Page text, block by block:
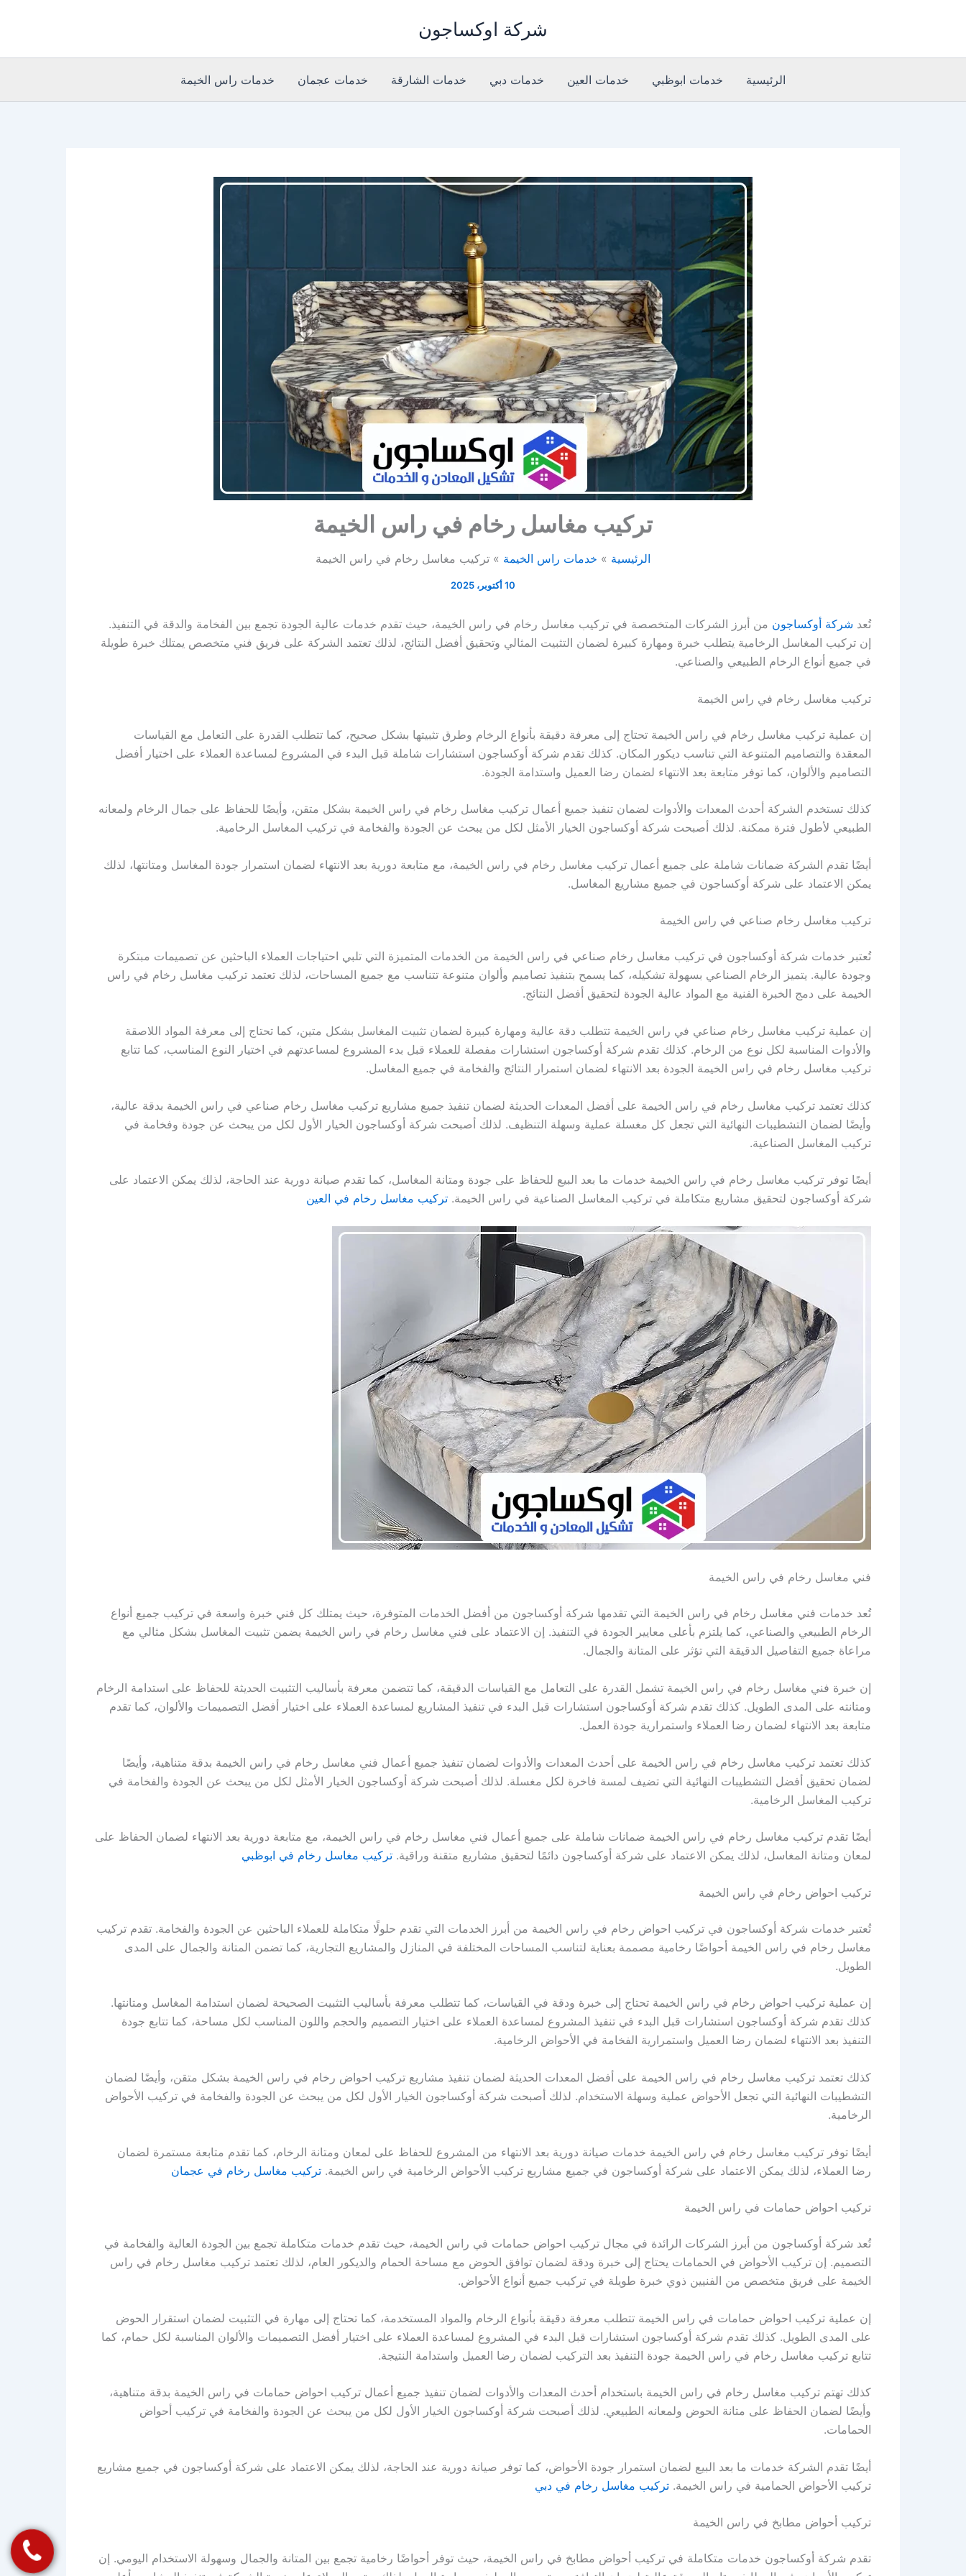
شركة اوكساجون
الرئيسية خدمات ابوظبي خدمات العين خدمات دبي خدمات الشارقة خدمات عجمان خدمات راس الخيمة
تركيب مغاسل رخام في راس الخيمة
الرئيسية خدمات راس الخيمة تركيب مغاسل رخام في راس الخيمة
10 أكتوبر، 2025
تُعد شركة أوكساجون من أبرز الشركات المتخصصة في تركيب مغاسل رخام في راس الخيمة، حيث تقدم خدمات عالية الجودة تجمع بين الفخامة والدقة في التنفيذ.
إن تركيب المغاسل الرخامية يتطلب خبرة ومهارة كبيرة لضمان التثبيت المثالي وتحقيق أفضل النتائج، لذلك تعتمد الشركة على فريق فني متخصص يمتلك خبرة طويلة
في جميع أنواع الرخام الطبيعي والصناعي.
تركيب مغاسل رخام في راس الخيمة
إن عملية تركيب مغاسل رخام في راس الخيمة تحتاج إلى معرفة دقيقة بأنواع الرخام وطرق تثبيتها بشكل صحيح، كما تتطلب القدرة على التعامل مع القياسات
المعقدة والتصاميم المتنوعة التي تناسب ديكور المكان. كذلك تقدم شركة أوكساجون استشارات شاملة قبل البدء في المشروع لمساعدة العملاء على اختيار أفضل
التصاميم والألوان، كما توفر متابعة بعد الانتهاء لضمان رضا العميل واستدامة الجودة.
كذلك تستخدم الشركة أحدث المعدات والأدوات لضمان تنفيذ جميع أعمال تركيب مغاسل رخام في راس الخيمة بشكل متقن، وأيضًا للحفاظ على جمال الرخام ولمعانه
الطبيعي لأطول فترة ممكنة. لذلك أصبحت شركة أوكساجون الخيار الأمثل لكل من يبحث عن الجودة والفخامة في تركيب المغاسل الرخامية.
أيضًا تقدم الشركة ضمانات شاملة على جميع أعمال تركيب مغاسل رخام في راس الخيمة، مع متابعة دورية بعد الانتهاء لضمان استمرار جودة المغاسل ومتانتها، لذلك
يمكن الاعتماد على شركة أوكساجون في جميع مشاريع المغاسل.
تركيب مغاسل رخام صناعي في راس الخيمة
تُعتبر خدمات شركة أوكساجون في تركيب مغاسل رخام صناعي في راس الخيمة من الخدمات المتميزة التي تلبي احتياجات العملاء الباحثين عن تصميمات مبتكرة
وجودة عالية. يتميز الرخام الصناعي بسهولة تشكيله، كما يسمح بتنفيذ تصاميم وألوان متنوعة تتناسب مع جميع المساحات، لذلك تعتمد تركيب مغاسل رخام في راس
الخيمة على دمج الخبرة الفنية مع المواد عالية الجودة لتحقيق أفضل النتائج.
إن عملية تركيب مغاسل رخام صناعي في راس الخيمة تتطلب دقة عالية ومهارة كبيرة لضمان تثبيت المغاسل بشكل متين، كما تحتاج إلى معرفة المواد اللاصقة
والأدوات المناسبة لكل نوع من الرخام. كذلك تقدم شركة أوكساجون استشارات مفصلة للعملاء قبل بدء المشروع لمساعدتهم في اختيار النوع المناسب، كما تتابع
تركيب مغاسل رخام في راس الخيمة الجودة بعد الانتهاء لضمان استمرار النتائج والفخامة في جميع المغاسل.
كذلك تعتمد تركيب مغاسل رخام في راس الخيمة على أفضل المعدات الحديثة لضمان تنفيذ جميع مشاريع تركيب مغاسل رخام صناعي في راس الخيمة بدقة عالية،
وأيضًا لضمان التشطيبات النهائية التي تجعل كل مغسلة عملية وسهلة التنظيف. لذلك أصبحت شركة أوكساجون الخيار الأول لكل من يبحث عن جودة وفخامة في
تركيب المغاسل الصناعية.
أيضًا توفر تركيب مغاسل رخام في راس الخيمة خدمات ما بعد البيع للحفاظ على جودة ومتانة المغاسل، كما تقدم صيانة دورية عند الحاجة، لذلك يمكن الاعتماد على
شركة أوكساجون لتحقيق مشاريع متكاملة في تركيب المغاسل الصناعية في راس الخيمة. تركيب مغاسل رخام في العين
فني مغاسل رخام في راس الخيمة
تُعد خدمات فني مغاسل رخام في راس الخيمة التي تقدمها شركة أوكساجون من أفضل الخدمات المتوفرة، حيث يمتلك كل فني خبرة واسعة في تركيب جميع أنواع
الرخام الطبيعي والصناعي، كما يلتزم بأعلى معايير الجودة في التنفيذ. إن الاعتماد على فني مغاسل رخام في راس الخيمة يضمن تثبيت المغاسل بشكل مثالي مع
مراعاة جميع التفاصيل الدقيقة التي تؤثر على المتانة والجمال.
إن خبرة فني مغاسل رخام في راس الخيمة تشمل القدرة على التعامل مع القياسات الدقيقة، كما تتضمن معرفة بأساليب التثبيت الحديثة للحفاظ على استدامة الرخام
ومتانته على المدى الطويل. كذلك تقدم شركة أوكساجون استشارات قبل البدء في تنفيذ المشاريع لمساعدة العملاء على اختيار أفضل التصميمات والألوان، كما تقدم
متابعة بعد الانتهاء لضمان رضا العملاء واستمرارية جودة العمل.
كذلك تعتمد تركيب مغاسل رخام في راس الخيمة على أحدث المعدات والأدوات لضمان تنفيذ جميع أعمال فني مغاسل رخام في راس الخيمة بدقة متناهية، وأيضًا
لضمان تحقيق أفضل التشطيبات النهائية التي تضيف لمسة فاخرة لكل مغسلة. لذلك أصبحت شركة أوكساجون الخيار الأمثل لكل من يبحث عن الجودة والفخامة في
تركيب المغاسل الرخامية.
أيضًا تقدم تركيب مغاسل رخام في راس الخيمة ضمانات شاملة على جميع أعمال فني مغاسل رخام في راس الخيمة، مع متابعة دورية بعد الانتهاء لضمان الحفاظ على
لمعان ومتانة المغاسل، لذلك يمكن الاعتماد على شركة أوكساجون دائمًا لتحقيق مشاريع متقنة وراقية. تركيب مغاسل رخام في ابوظبي
تركيب احواض رخام في راس الخيمة
تُعتبر خدمات شركة أوكساجون في تركيب احواض رخام في راس الخيمة من أبرز الخدمات التي تقدم حلولًا متكاملة للعملاء الباحثين عن الجودة والفخامة. تقدم تركيب
مغاسل رخام في راس الخيمة أحواضًا رخامية مصممة بعناية لتناسب المساحات المختلفة في المنازل والمشاريع التجارية، كما تضمن المتانة والجمال على المدى
الطويل.
إن عملية تركيب احواض رخام في راس الخيمة تحتاج إلى خبرة ودقة في القياسات، كما تتطلب معرفة بأساليب التثبيت الصحيحة لضمان استدامة المغاسل ومتانتها.
كذلك تقدم شركة أوكساجون استشارات قبل البدء في تنفيذ المشروع لمساعدة العملاء على اختيار التصميم والحجم واللون المناسب لكل مساحة، كما تتابع جودة
التنفيذ بعد الانتهاء لضمان رضا العميل واستمرارية الفخامة في الأحواض الرخامية.
كذلك تعتمد تركيب مغاسل رخام في راس الخيمة على أفضل المعدات الحديثة لضمان تنفيذ مشاريع تركيب احواض رخام في راس الخيمة بشكل متقن، وأيضًا لضمان
التشطيبات النهائية التي تجعل الأحواض عملية وسهلة الاستخدام. لذلك أصبحت شركة أوكساجون الخيار الأول لكل من يبحث عن الجودة والفخامة في تركيب الأحواض
الرخامية.
أيضًا توفر تركيب مغاسل رخام في راس الخيمة خدمات صيانة دورية بعد الانتهاء من المشروع للحفاظ على لمعان ومتانة الرخام، كما تقدم متابعة مستمرة لضمان
رضا العملاء، لذلك يمكن الاعتماد على شركة أوكساجون في جميع مشاريع تركيب الأحواض الرخامية في راس الخيمة. تركيب مغاسل رخام في عجمان
تركيب احواض حمامات في راس الخيمة
تُعد شركة أوكساجون من أبرز الشركات الرائدة في مجال تركيب احواض حمامات في راس الخيمة، حيث تقدم خدمات متكاملة تجمع بين الجودة العالية والفخامة في
التصميم. إن تركيب الأحواض في الحمامات يحتاج إلى خبرة ودقة لضمان توافق الحوض مع مساحة الحمام والديكور العام، لذلك تعتمد تركيب مغاسل رخام في راس
الخيمة على فريق متخصص من الفنيين ذوي خبرة طويلة في تركيب جميع أنواع الأحواض.
إن عملية تركيب احواض حمامات في راس الخيمة تتطلب معرفة دقيقة بأنواع الرخام والمواد المستخدمة، كما تحتاج إلى مهارة في التثبيت لضمان استقرار الحوض
على المدى الطويل. كذلك تقدم شركة أوكساجون استشارات قبل البدء في المشروع لمساعدة العملاء على اختيار أفضل التصميمات والألوان المناسبة لكل حمام، كما
تتابع تركيب مغاسل رخام في راس الخيمة جودة التنفيذ بعد التركيب لضمان رضا العميل واستدامة النتيجة.
كذلك تهتم تركيب مغاسل رخام في راس الخيمة باستخدام أحدث المعدات والأدوات لضمان تنفيذ جميع أعمال تركيب احواض حمامات في راس الخيمة بدقة متناهية،
وأيضًا لضمان الحفاظ على متانة الحوض ولمعانه الطبيعي. لذلك أصبحت شركة أوكساجون الخيار الأول لكل من يبحث عن الجودة والفخامة في تركيب أحواض
الحمامات.
أيضًا تقدم الشركة خدمات ما بعد البيع لضمان استمرار جودة الأحواض، كما توفر صيانة دورية عند الحاجة، لذلك يمكن الاعتماد على شركة أوكساجون في جميع مشاريع
تركيب الأحواض الحمامية في راس الخيمة. تركيب مغاسل رخام في دبي
تركيب أحواض مطابخ في راس الخيمة
تقدم شركة أوكساجون خدمات متكاملة في تركيب أحواض مطابخ في راس الخيمة، حيث توفر أحواضًا رخامية تجمع بين المتانة والجمال وسهولة الاستخدام اليومي. إن